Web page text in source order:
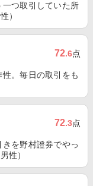
一つ取引していた所
）
72.6点
。毎日の取引をも
72.3点
を野村證券でやっ
性）